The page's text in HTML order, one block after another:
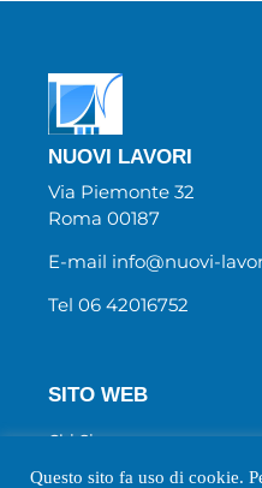
NUOVI LAVORI
Via Piemonte 32
Roma 00187
E-mail info@nuovi-
Tel 06 42016752
SITO WEB
Chi Siamo
Newsletter
Questo sito fa uso di cookie.